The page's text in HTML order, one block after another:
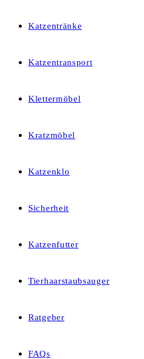
Katzentränke
Katzentransport
Klettermöbel
Kratzmöbel
Katzenklo
Sicherheit
Katzenfutter
Tierhaarstaubsauger
Ratgeber
FAQs